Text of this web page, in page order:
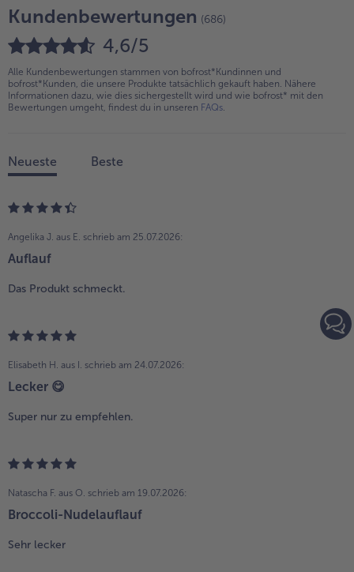
Kundenbewertungen (686)
4,6/5
Alle Kundenbewertungen stammen von bofrost*Kundinnen und
bofrost*Kunden, die unsere Produkte tatsächlich gekauft haben. Nähere
Informationen dazu, wie dies sichergestellt wird und wie bofrost* mit den
Bewertungen umgeht, findest du in unseren FAQs.
Neueste Beste
Angelika J. aus E. schrieb am 25.07.2026:
Auflauf
Das Produkt schmeckt.
Elisabeth H. aus I. schrieb am 24.07.2026:
Lecker 😋
Super nur zu empfehlen.
Natascha F. aus O. schrieb am 19.07.2026:
Broccoli-Nudelauflauf
Sehr lecker